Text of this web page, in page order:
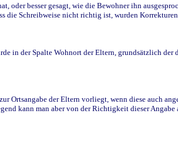
besser gesagt, wie die Bewohner ihn
die Schreibweise nicht richtig ist, wurden
in der Spalte Wohnort der Eltern, grundsätzlich der
Ortsangabe der Eltern vorliegt, wenn diese auch
kann man aber von der Richtigkeit dieser Angabe